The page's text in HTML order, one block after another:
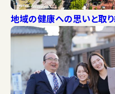
地域の健康への思いと取